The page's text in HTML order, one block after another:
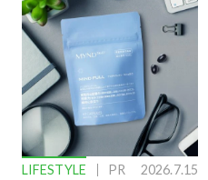
LIFESTYLE PR 2026.7.15